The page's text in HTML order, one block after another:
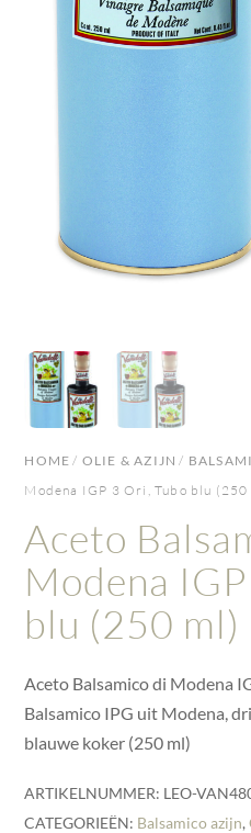
HOME / OLIE & AZIJN /
Modena IGP 3 Ori, Tubo blu (250
Aceto
Modena
blu (250 ml)
Aceto Balsamico di Modena
Balsamico IPG uit Modena,
blauwe koker (250 ml)
ARTIKELNUMMER: LEO-
CATEGORIEËN: Balsamico azijn,